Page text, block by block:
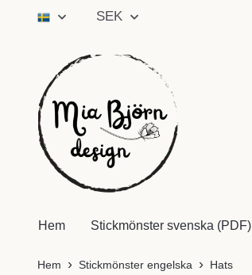
SEK
Hem Stickmönster svenska (PDF)
Hem Stickmönster engelska Hats